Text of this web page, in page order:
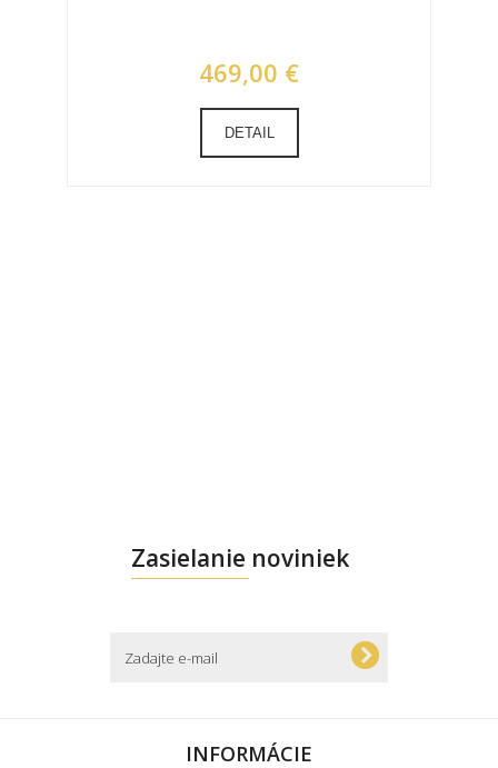
469,00 €
DETAIL
Zasielanie noviniek
INFORMÁCIE